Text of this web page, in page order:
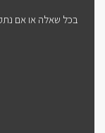
בכל שאלה או אם